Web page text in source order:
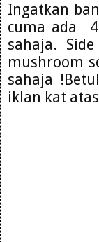
Ingatkan
cuma ada
sahaja.
mushroom
sahaja
iklan kat